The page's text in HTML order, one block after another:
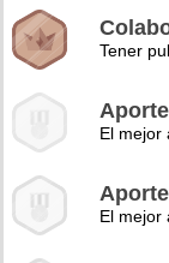
Tener
El mejor
El mejor